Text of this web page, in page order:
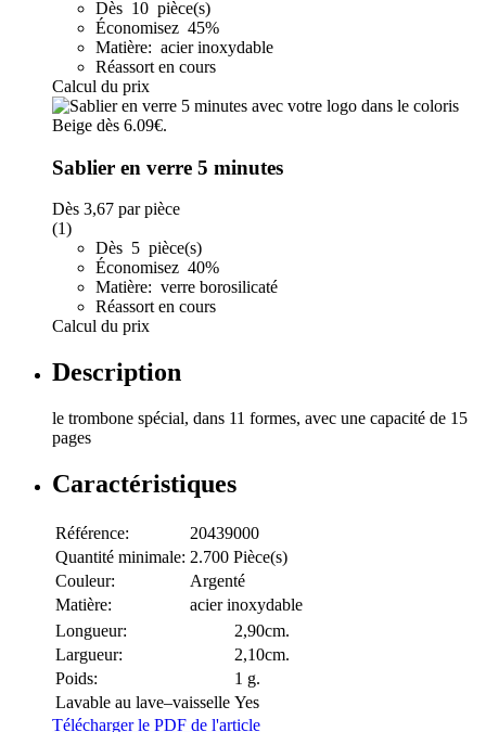
Dès 10 pièce(s)
Économisez 45%
Matière: acier inoxydable
Réassort en cours
Calcul du prix
Sablier en verre 5 minutes
Dès 3,67 par pièce
(1)
Dès 5 pièce(s)
Économisez 40%
Matière: verre borosilicaté
Réassort en cours
Calcul du prix
Description
le trombone spécial, dans 11 formes, avec une capacité de 15
pages
Caractéristiques
Référence:
20439000
Quantité minimale: 2.700 Pièce(s)
Couleur:
Argenté
Matière:
acier inoxydable
Longueur:
2,90cm.
Largueur:
2,10cm.
Poids:
1 g.
Lavable au lave–vaisselle Yes
Télécharger le PDF de l'article